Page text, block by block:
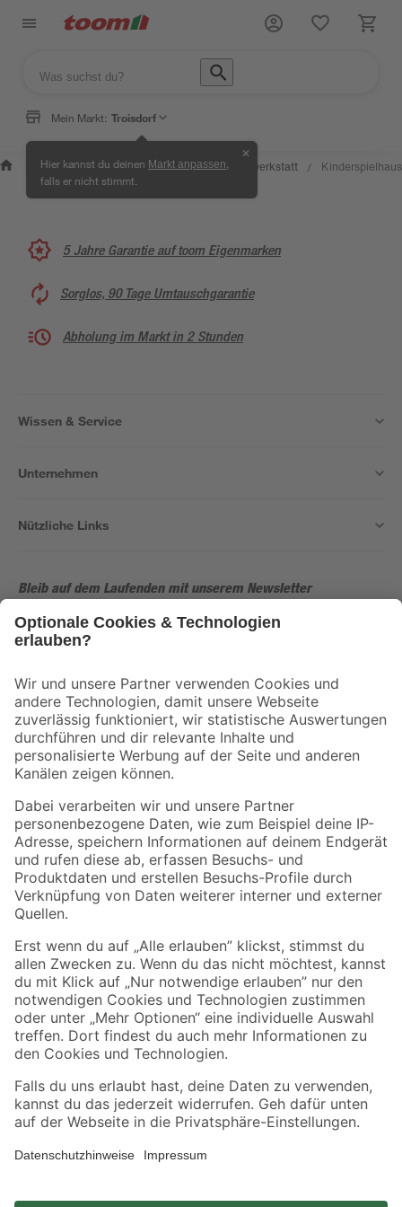
Mein Markt: Troisdorf
Hier kannst du deinen Markt anpassen
falls er nicht stimmt.
✕
Wissen &
Service
/
Selbermachen
& Ratgeber
/ Kreativwerkstatt / Kinderspielhaus
5 Jahre Garantie auf toom Eigenmarken
Sorglos, 90 Tage Umtauschgarantie
Abholung im Markt in 2 Stunden
Wissen & Service
Unternehmen
Nützliche Links
Bleib auf dem Laufenden mit unserem Newsletter
Der toom Newsletter: Keine Angebote und Aktionen mehr verpassen!
Folge uns
Zahlungsarten Versandarten
Sicher einkaufen
Jetzt die toom-App herunterladen
Alle Preisangaben in EUR inkl. gesetzl. MwSt.. Die dargestellten Angebote sind unter
Umständen nicht in allen Märkten verfügbar. Die angegebenen Verfügbarkeiten beziehen
sich auf den unter "Mein Markt" ausgewählten toom Baumarkt. Alle Angebote und
*Paketversand ab 59 € versandkostenfrei, gilt nicht für Artikel mit Speditionsversand, hier
fallen zusätzliche Versandkosten an.